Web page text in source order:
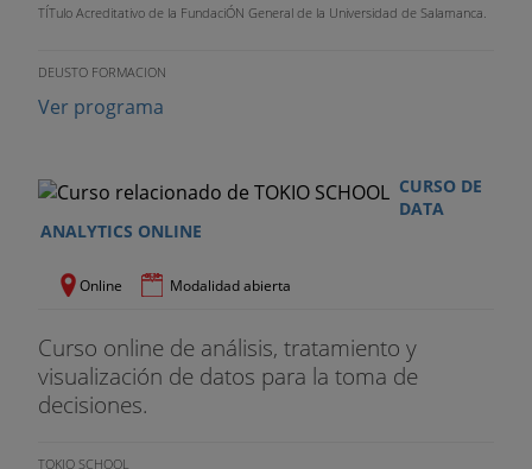
TÍTulo Acreditativo de la FundaciÓN General de la Universidad de Salamanca.
DEUSTO FORMACION
Ver programa
CURSO DE
DATA
ANALYTICS ONLINE
Online Modalidad abierta
Curso online de análisis, tratamiento y
visualización de datos para la toma de
decisiones.
TOKIO SCHOOL